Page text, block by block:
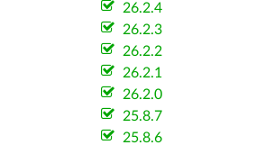
26.2.4
26.2.3
26.2.2
26.2.1
26.2.0
25.8.7
25.8.6